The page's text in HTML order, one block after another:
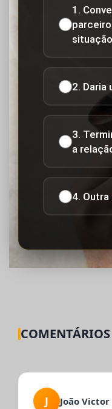
1.
situação
2. Daria
3.
a
4.
COMENTÁRIOS
J João Victor